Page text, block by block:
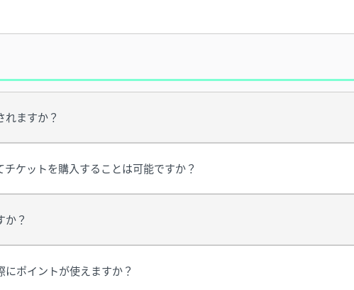
れますか？
ケットを購入することは可能ですか？
か？
ポイントが使えますか？